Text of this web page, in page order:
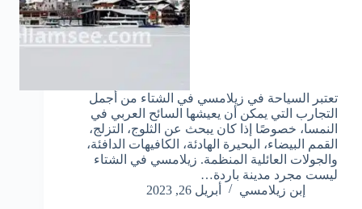
تعتبر السياحة في زيلامسي في الشتاء من أجمل
التجارب التي يمكن أن يعيشها السائح العربي في
النمسا، خصوصًا إذا كان يبحث عن الثلوج، التزلج،
القمم البيضاء، البحيرة الهادئة، الكافيهات الدافئة،
والجولات العائلية المنظمة. زيلامسي في الشتاء
ليست مجرد مدينة باردة…
إبن زيلامسي
أبريل 26, 2023